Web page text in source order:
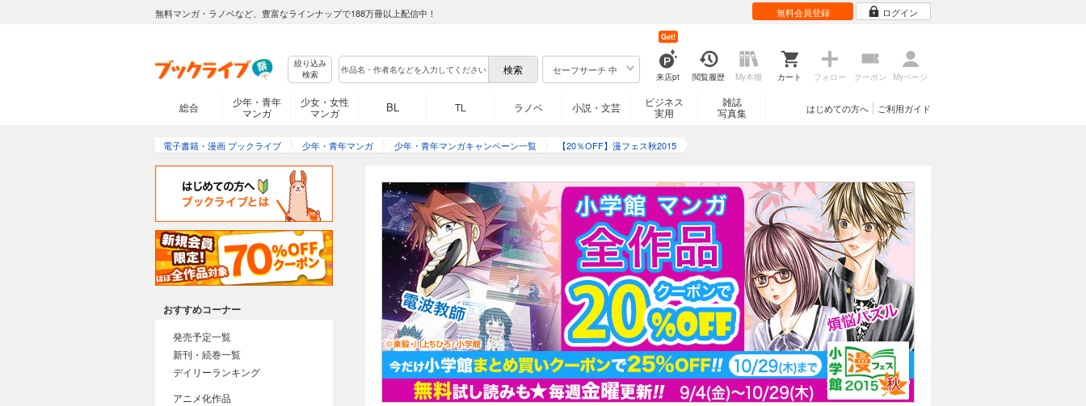
無料マンガ・ラノベなど、豊富なラインナップで188万冊以上配信中！ 無料会員登録 ログイン
絞り込み
検索
セーフサーチ 中
来店pt
Get!
閲覧履歴 My本棚 カート フォロー クーポン Myページ
総合
少年・青年
マンガ
少女・女性
マンガ
BL TL ラノベ 小説・文芸
ビジネス
実用
雑誌
写真集
ご利用ガイド
はじめての方へ
電子書籍・漫画 ブックライブ 少年・青年マンガ 少年・青年マンガキャンペーン一覧 【20％OFF】漫フェス秋2015
おすすめコーナー
発売予定一覧
新刊・続巻一覧
デイリーランキング
アニメ化作品